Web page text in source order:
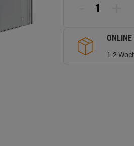
1-2